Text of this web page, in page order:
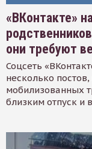
«ВКонтакте»
они требуют
Соцсеть
несколько
мобилизованных
близким отпуск и